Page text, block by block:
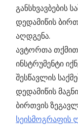
განსხვავბების
დედამიწის
აღდგენა.
ავტორთა
ინსტრუმენტი
შესწავლის
დედამიწის
ბირთვის
სეისმოგრაფის